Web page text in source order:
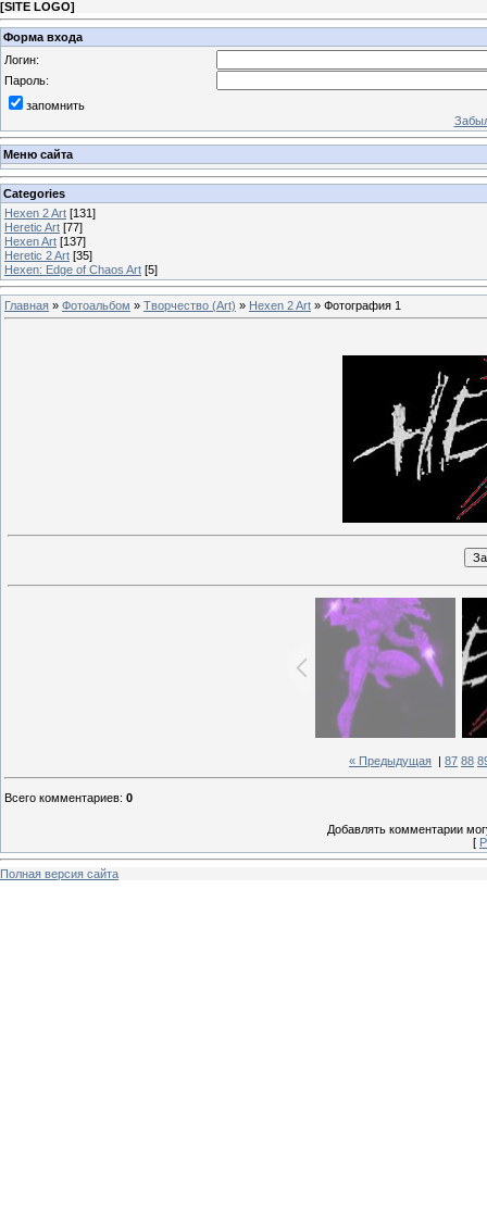
[SITE LOGO]
Форма входа
Логин:
Пароль:
запомнить
Меню сайта
Categories
Hexen 2 Art [131]
Heretic Art [77]
Hexen Art [137]
Heretic 2 Art [35]
Hexen: Edge of Chaos Art [5]
Главная » Фотоальбом » Творчество (Art) » Hexen 2 Art » Фотография 1
« Предыдущая 87 88
Всего комментариев: 0
Добавлять комментарии
[
Полная версия сайта